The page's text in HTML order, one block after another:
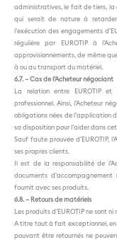
administratives, le fait de tiers, la
qui serait de nature à
l’exécution des engagements
régulière par EUROTIP à
approvisionnements, de même
à ou au transport du matériel.
6.7. – Cas de l’Acheteur négociant
La relation entre EUROTIP et
professionnel. Ainsi, l’Acheteur
obligations nées de l’application
sa disposition pour l’aider dans
Sauf faute prouvée d’EUROTIP,
ses propres clients.
Il est de la responsabilité de
documents d’accompagnement
fournit avec ses produits.
6.8. – Retours de matériels
Les produits d’EUROTIP ne sont ni
A titre tout à fait exceptionnel, en
pouvant être retournés ne